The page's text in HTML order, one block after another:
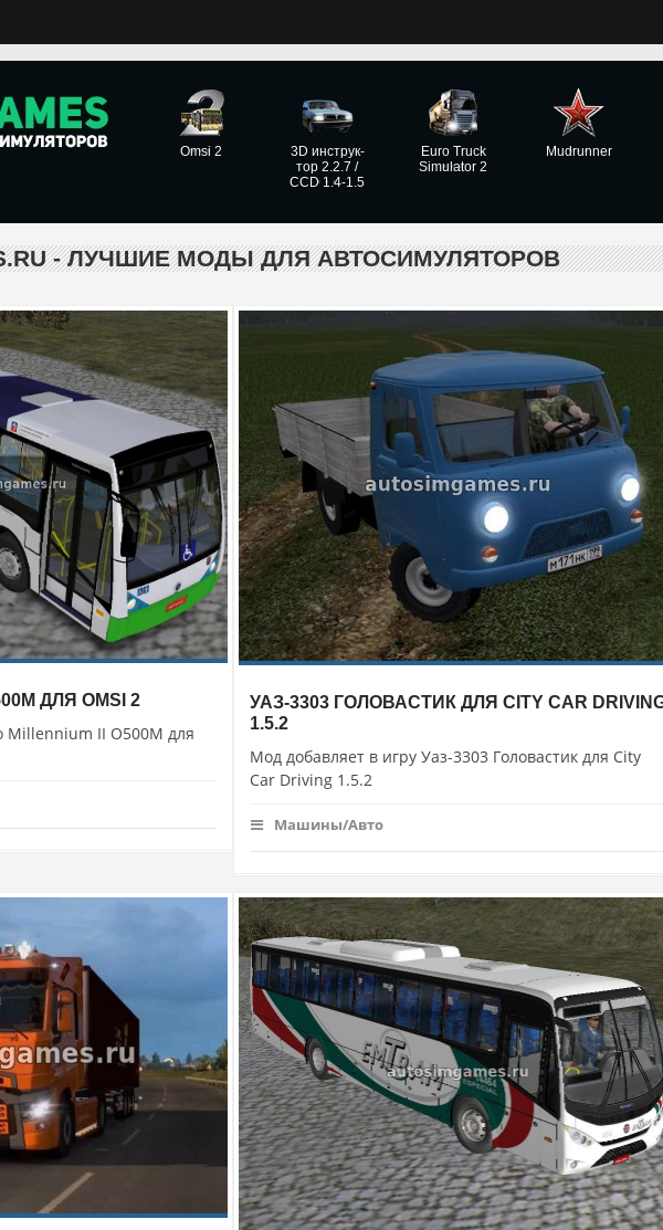
Omsi 2
3D инструк­
тор 2.2.7 /
CCD 1.4-1.5
Euro Truck
Simulator 2
Mudrunner
- ЛУЧШИЕ МОДЫ ДЛЯ АВТОСИМУЛЯТОРОВ
ДЛЯ OMSI 2
Millennium II O500M для
УАЗ-3303 ГОЛОВАСТИК ДЛЯ CITY CAR
1.5.2
Мод добавляет в игру Уаз-3303 Головастик для City
Car Driving 1.5.2
Машины/Авто